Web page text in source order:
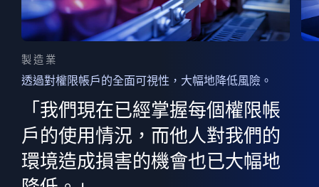
製造業
透過對權限帳戶的全面可視性，大幅地降低風險。
「我們現在已經掌握每個權限帳
戶的使用情況，而他人對我們的
環境造成損害的機會也已大幅地